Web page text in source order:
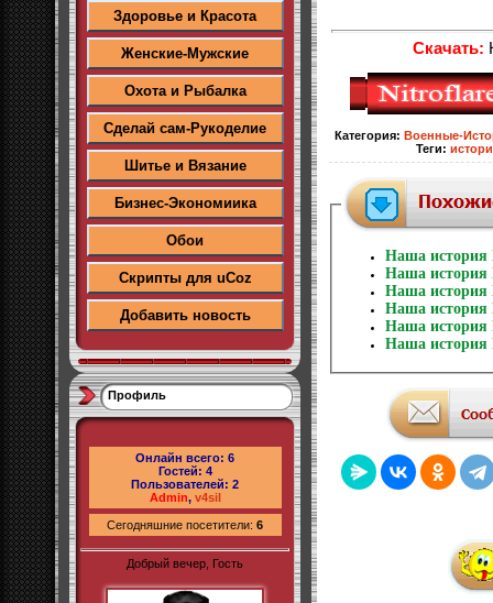
Здоровье и Красота
Женские-Мужские
Охота и Рыбалка
Сделай сам-Рукоделие
Шитье и Вязание
Бизнес-Экономиика
Обои
Скрипты для uCoz
Добавить новость
Профиль
Онлайн всего: 6
Гостей: 4
Пользователей: 2
Admin, v4sil
Сегодняшние посетители: 6
Добрый вечер, Гость
Скачать:
Категория: Военные-
Теги:
Наша история
Наша история
Наша история
Наша история
Наша история
Наша история